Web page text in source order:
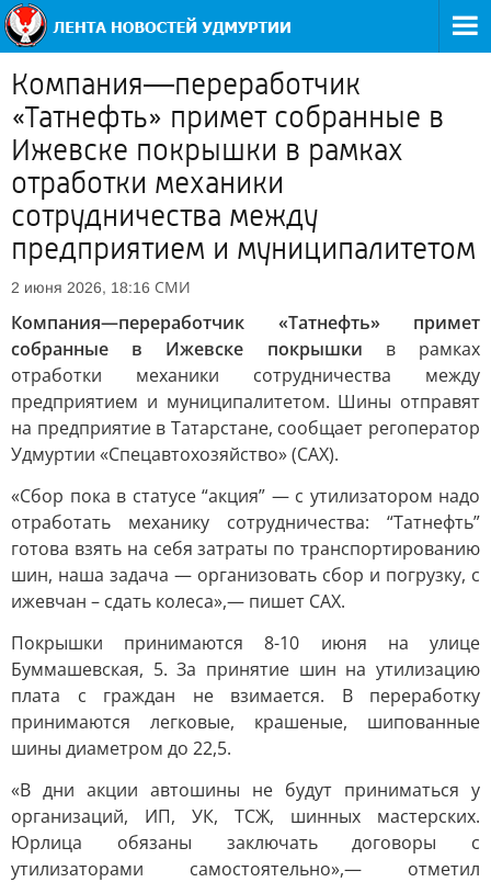
Компания—переработчик
«Татнефть» примет собранные в
Ижевске покрышки в рамках
отработки механики
сотрудничества между
предприятием и муниципалитетом
2 июня 2026, 18:16 СМИ
Компания—переработчик «Татнефть» примет
собранные в Ижевске покрышки в рамках
отработки механики сотрудничества между
предприятием и муниципалитетом. Шины отправят
на предприятие в Татарстане, сообщает регоператор
Удмуртии «Спецавтохозяйство» (САХ).
«Сбор пока в статусе “акция” — с утилизатором надо
отработать механику сотрудничества: “Татнефть”
готова взять на себя затраты по транспортированию
шин, наша задача — организовать сбор и погрузку, с
ижевчан – сдать колеса»,— пишет САХ.
Покрышки принимаются 8-10 июня на улице
Буммашевская, 5. За принятие шин на утилизацию
плата с граждан не взимается. В переработку
принимаются легковые, крашеные, шипованные
шины диаметром до 22,5.
«В дни акции автошины не будут приниматься у
организаций, ИП, УК, ТСЖ, шинных мастерских.
Юрлица обязаны заключать договоры с
утилизаторами самостоятельно»,— отметил